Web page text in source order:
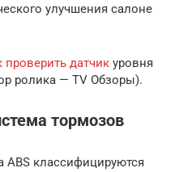
улучшения салоне
проверить датчик уровня
ролика — TV Обзоры).
тормозов
ABS классифицируются